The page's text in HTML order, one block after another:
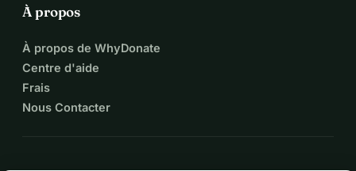
À propos
À propos de WhyDonate
Centre d'aide
Frais
Nous Contacter